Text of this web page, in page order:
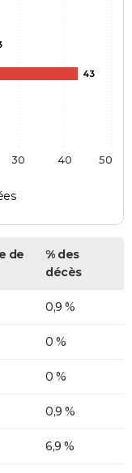
43
30 40 50
de
% des
décès
0,9 %
0 %
0 %
0,9 %
6,9 %